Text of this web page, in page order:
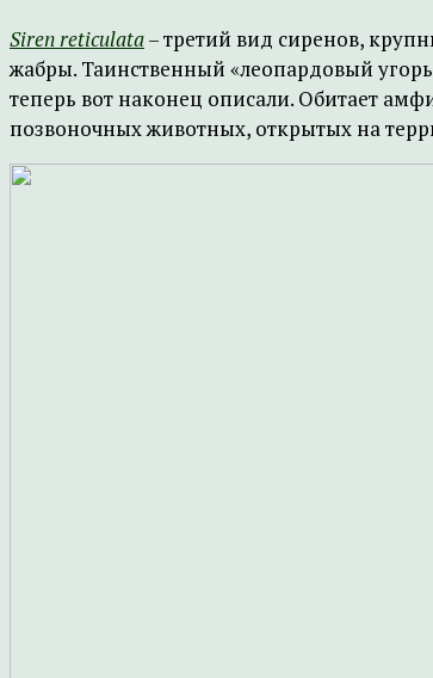
Siren reticulata– третий вид сиренов,
жабры. Таинственный «леопардовый
теперь вот наконец описали. Обитает
позвоночных животных, открытых на